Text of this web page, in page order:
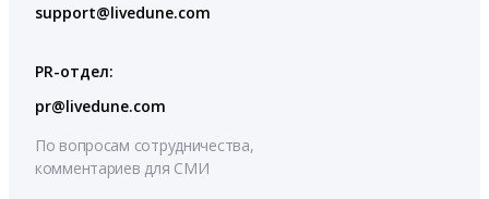
support@livedune.com
PR-отдел:
pr@livedune.com
По вопросам сотрудничества,
комментариев для СМИ